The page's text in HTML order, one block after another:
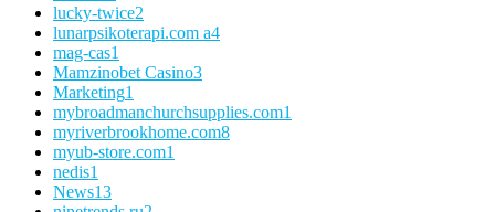
lucky-twice2
lunarpsikoterapi.com a4
mag-cas1
Mamzinobet Casino3
Marketing1
mybroadmanchurchsupplies.com1
myriverbrookhome.com8
myub-store.com1
nedis1
News13